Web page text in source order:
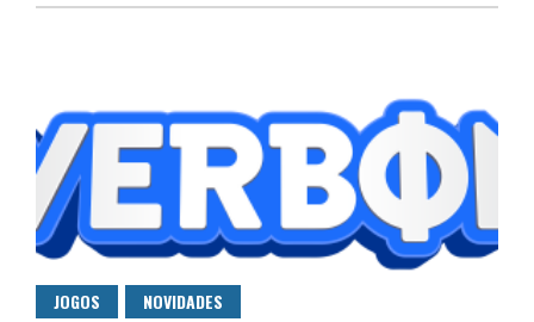
JOGOS NOVIDADES